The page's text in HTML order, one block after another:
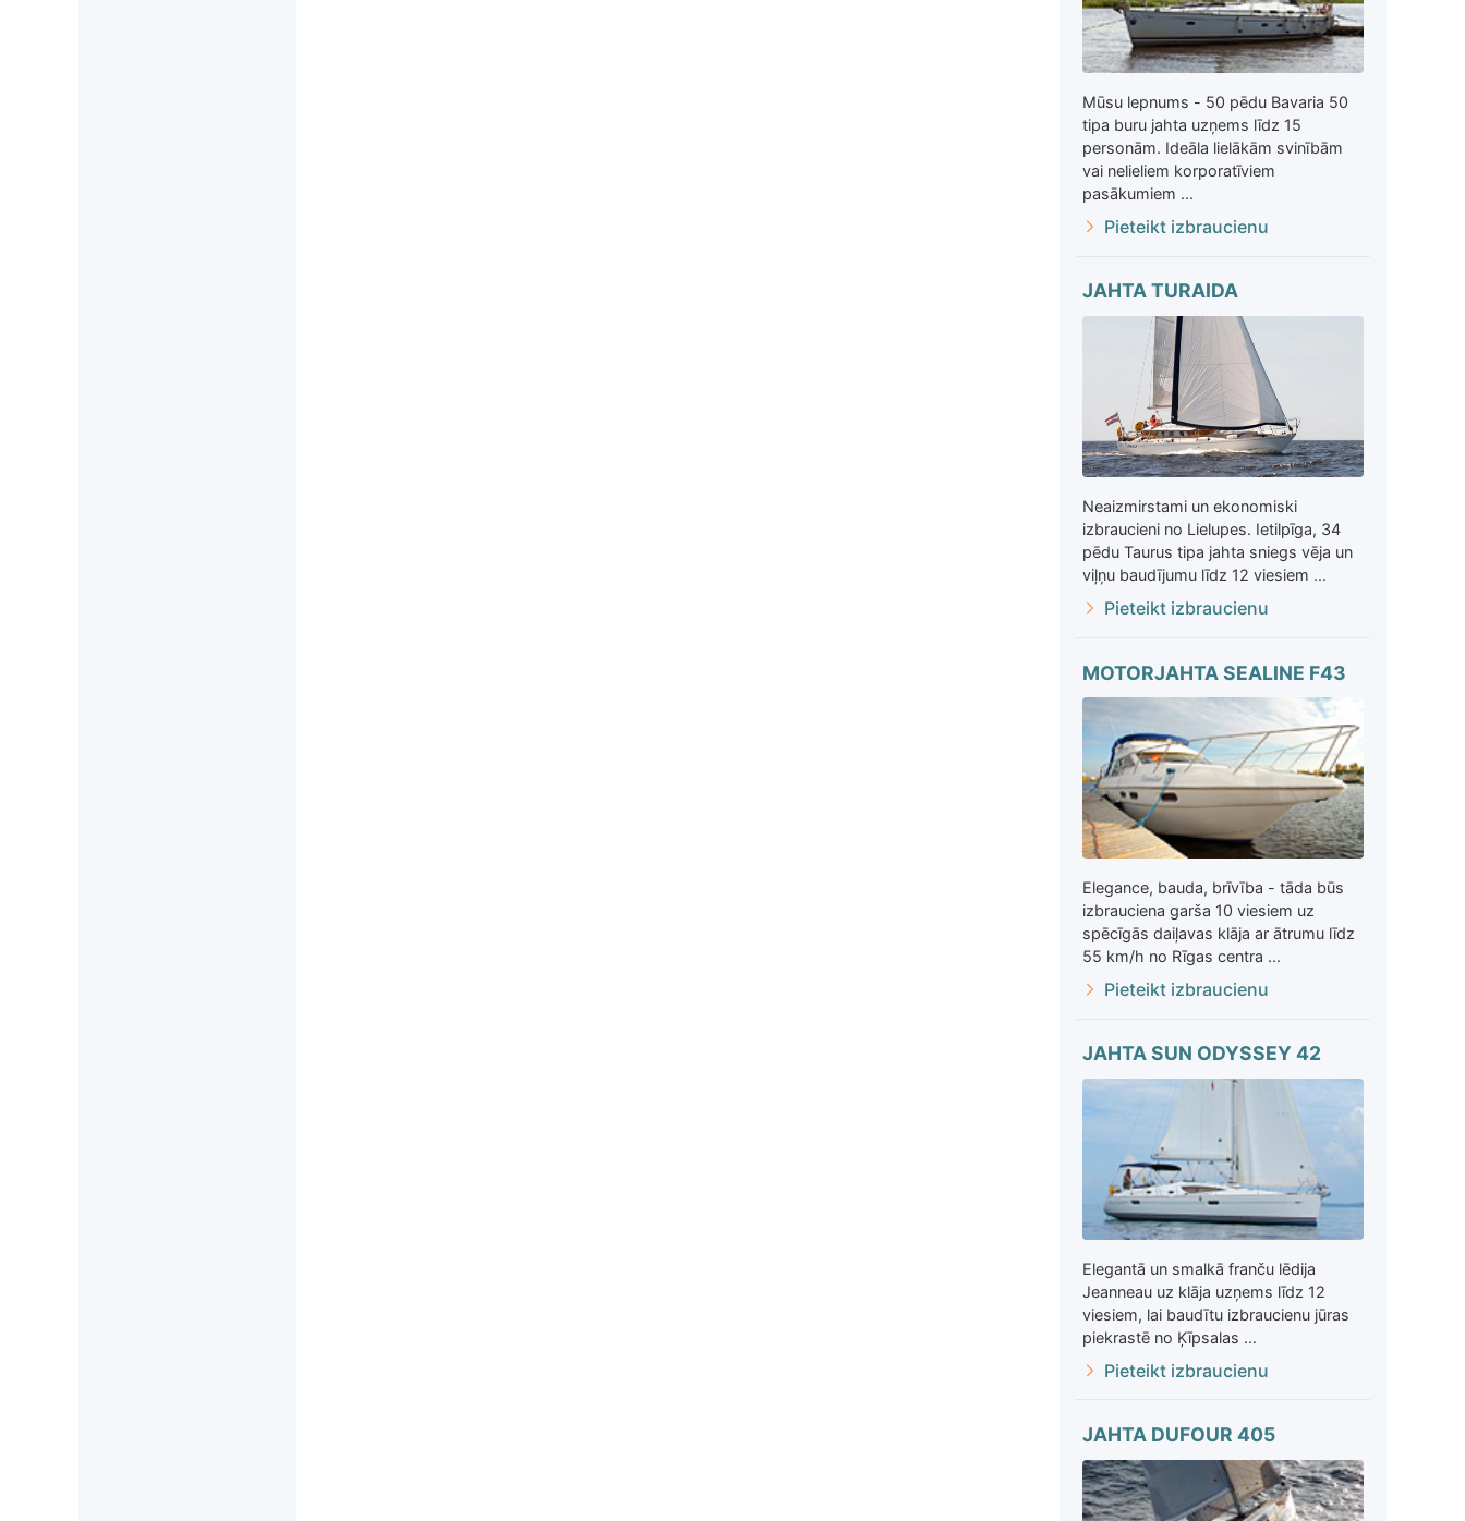
Mūsu lepnums - 50 pēdu Bavaria 50
tipa buru jahta uzņems līdz 15
personām. Ideāla lielākām svinībām
vai nelieliem korporatīviem
pasākumiem ...
Pieteikt izbraucienu
JAHTA TURAIDA
Neaizmirstami un ekonomiski
izbraucieni no Lielupes. Ietilpīga, 34
pēdu Taurus tipa jahta sniegs vēja un
viļņu baudījumu līdz 12 viesiem ...
Pieteikt izbraucienu
MOTORJAHTA SEALINE F43
Elegance, bauda, brīvība - tāda būs
izbrauciena garša 10 viesiem uz
spēcīgās daiļavas klāja ar ātrumu līdz
55 km/h no Rīgas centra ...
Pieteikt izbraucienu
JAHTA SUN ODYSSEY 42
Elegantā un smalkā franču lēdija
Jeanneau uz klāja uzņems līdz 12
viesiem, lai baudītu izbraucienu jūras
piekrastē no Ķīpsalas ...
Pieteikt izbraucienu
JAHTA DUFOUR 405